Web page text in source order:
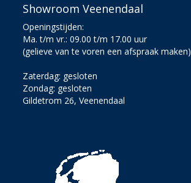
Showroom Veenendaal
Openingstijden:
Ma. t/m vr.: 09.00 t/m 17.00 uur
(gelieve van te voren een afspraak maken)
Zaterdag: gesloten
Zondag: gesloten
Gildetrom 26, Veenendaal